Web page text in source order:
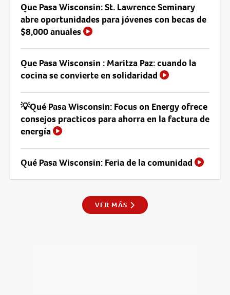
Que Pasa Wisconsin: St. Lawrence Seminary
abre oportunidades para jóvenes con becas de
$8,000 anuales
Que Pasa Wisconsin : Maritza Paz: cuando la
cocina se convierte en solidaridad
💡Qué Pasa Wisconsin: Focus on Energy ofrece
consejos practicos para ahorra en la factura de
energía
Qué Pasa Wisconsin: Feria de la comunidad
VER MÁS